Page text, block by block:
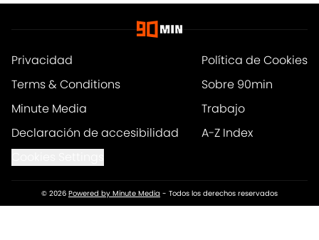
Privacidad
Política de Cookies
Terms & Conditions
Sobre 90min
Minute Media
Trabajo
Declaración de accesibilidad
A-Z Index
© 2026 Powered by Minute Media - Todos los derechos reservados